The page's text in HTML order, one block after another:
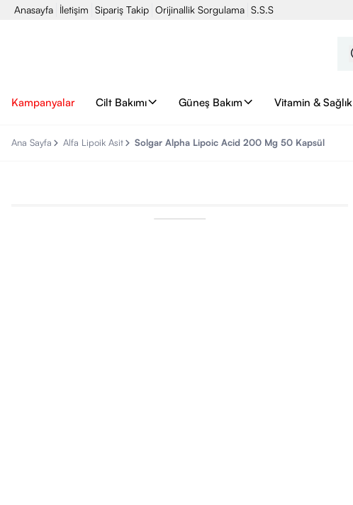
Anasayfa İletişim Sipariş Takip Orijinallik Sorgulama S.S.S
Kampanyalar Cilt Bakımı Güneş Bakım Vitamin & Sağlık
Ana Sayfa Alfa Lipoik Asit Solgar Alpha Lipoic Acid 200 Mg 50 Kapsül